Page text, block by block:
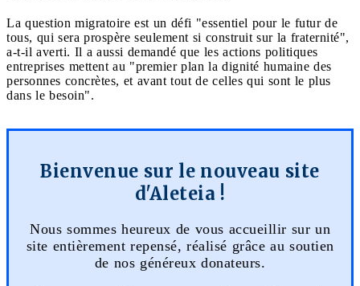
La question migratoire est un défi "essentiel pour le futur de
tous, qui sera prospère seulement si construit sur la fraternité",
a-t-il averti. Il a aussi demandé que les actions politiques
entreprises mettent au "premier plan la dignité humaine des
personnes concrètes, et avant tout de celles qui sont le plus
dans le besoin".
Bienvenue sur le nouveau site
d'Aleteia !
Nous sommes heureux de vous accueillir sur un
site entièrement repensé, réalisé grâce au soutien
de nos généreux donateurs.